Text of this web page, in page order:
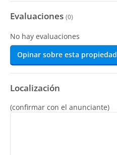
Evaluaciones (0)
No hay evaluaciones
Opinar sobre esta propiedad
Localización
(confirmar con el anunciante)